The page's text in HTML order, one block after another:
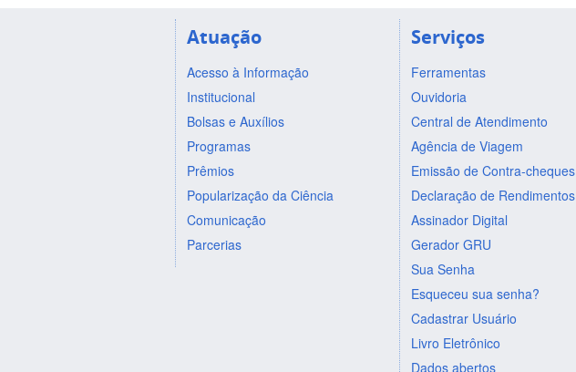
Atuação
Acesso à Informação
Institucional
Bolsas e Auxílios
Programas
Prêmios
Popularização da Ciência
Comunicação
Parcerias
Serviços
Ferramentas
Ouvidoria
Central de Atendimento
Agência de Viagem
Emissão de Contra-cheques
Declaração de Rendimentos
Assinador Digital
Gerador GRU
Sua Senha
Esqueceu sua senha?
Cadastrar Usuário
Livro Eletrônico
Dados abertos